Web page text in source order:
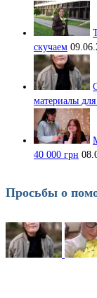
скучаем
материалы
40 000 грн
Просьбы о